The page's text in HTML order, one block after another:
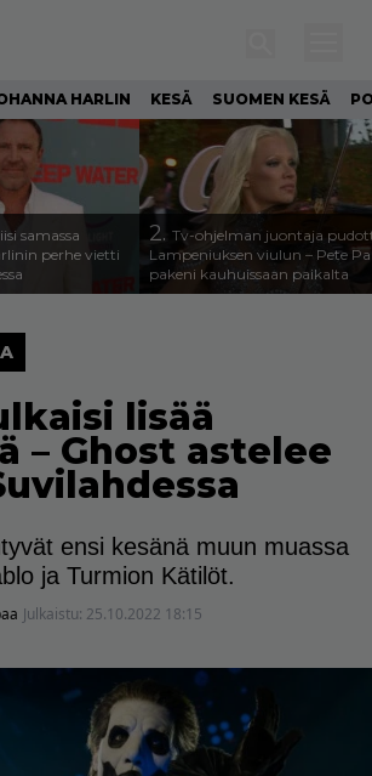
HARLIN KESÄ SUOMEN KESÄ
samassa
perhe vietti
2. Tv-ohjelman juontaja
Lampeniuksen viulun – Pete
pakeni kauhuissaan paikalta
lisää
– Ghost astelee
ensi kesänä muun muassa
ja Turmion Kätilöt.
Julkaistu: 25.10.2022 18:15